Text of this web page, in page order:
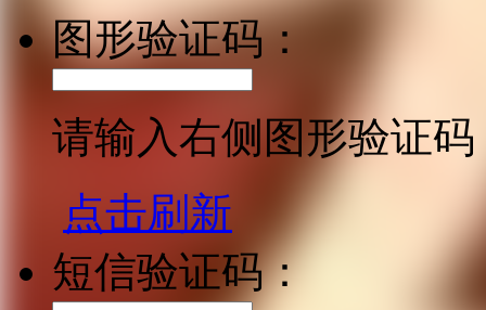
图形验证码：
请输入右侧图形验证码
点击刷新
短信验证码：